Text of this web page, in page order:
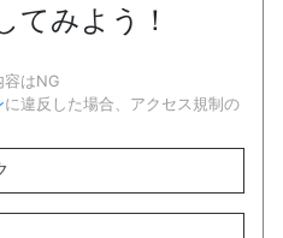
てみよう！
容はNG
に違反した場合、アクセス規制の